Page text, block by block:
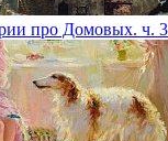
про Домовых. ч.